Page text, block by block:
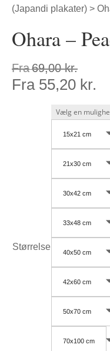
(Japandi plakater) >
Ohara –
Fra69,00kr.
Fra 55,20 kr.
Størrelse
15x21 cm
21x30 cm
30x42 cm
33x48 cm
40x50 cm
42x60 cm
50x70 cm
70x100 cm